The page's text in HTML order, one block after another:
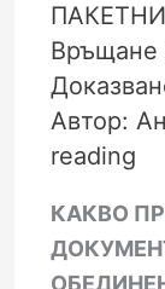
Връщане
Автор:
reading
КАКВО